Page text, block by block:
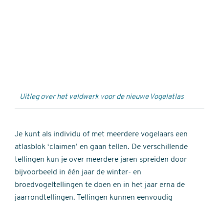
Uitleg over het veldwerk voor de nieuwe Vogelatlas
Je kunt als individu of met meerdere vogelaars een
atlasblok ‘claimen’ en gaan tellen. De verschillende
tellingen kun je over meerdere jaren spreiden door
bijvoorbeeld in één jaar de winter- en
broedvogeltellingen te doen en in het jaar erna de
jaarrondtellingen. Tellingen kunnen eenvoudig